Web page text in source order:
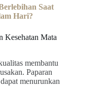
Saat
Hari?
Kesehatan Mata
membantu
Paparan
menurunkan